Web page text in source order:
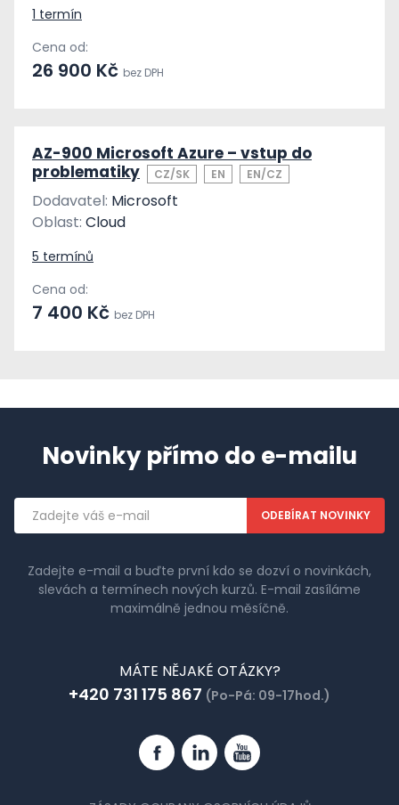
1 termín
Cena od:
26 900 Kč bez DPH
AZ-900 Microsoft Azure – vstup do
problematiky
CZ/SK EN EN/CZ
Dodavatel: Microsoft
Oblast: Cloud
5 termínů
Cena od:
7 400 Kč bez DPH
Novinky přímo do e-mailu
Emailová
adresa
Zadejte e-mail a buďte první kdo se dozví o novinkách,
slevách a termínech nových kurzů. E-mail zasíláme
maximálně jednou měsíčně.
MÁTE NĚJAKÉ OTÁZKY?
+420 731 175 867 (Po-Pá: 09-17hod.)
FacebookLinkedinYouTube